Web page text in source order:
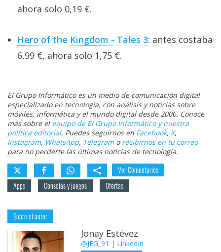
ahora solo 0,19 €.
Hero of the Kingdom - Tales 3: antes costaba
6,99 €, ahora solo 1,75 €.
El Grupo Informático es un medio de comunicación digital
especializado en tecnología, con análisis y noticias sobre
móviles, informática y el mundo digital desde 2006. Conoce
más sobre el equipo de El Grupo Informático y nuestra
política editorial. Puedes seguirnos en Facebook, X,
Instagram, WhatsApp, Telegramo recibirnos en tu correo
para no perderte las últimas noticias de tecnología.
Ver Comentarios
Apps
Consolas y juegos Ofertas
Sobre el autor
Jonay Estévez
@JEG_91 | LinkedIn